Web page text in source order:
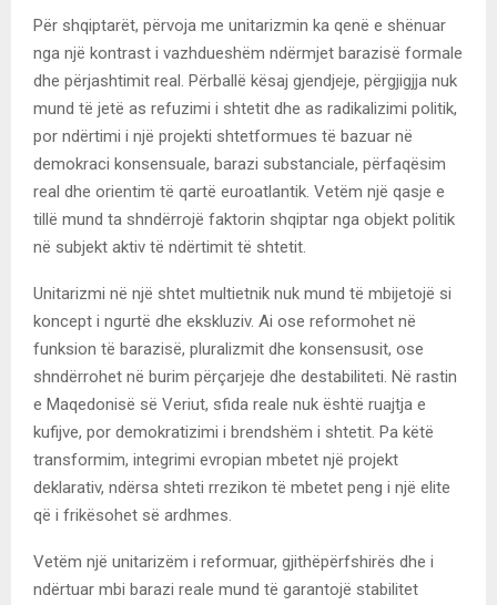
Për shqiptarët, përvoja me unitarizmin ka qenë e shënuar
nga një kontrast i vazhdueshëm ndërmjet barazisë formale
dhe përjashtimit real. Përballë kësaj gjendjeje, përgjigjja nuk
mund të jetë as refuzimi i shtetit dhe as radikalizimi politik,
por ndërtimi i një projekti shtetformues të bazuar në
demokraci konsensuale, barazi substanciale, përfaqësim
real dhe orientim të qartë euroatlantik. Vetëm një qasje e
tillë mund ta shndërrojë faktorin shqiptar nga objekt politik
në subjekt aktiv të ndërtimit të shtetit.
Unitarizmi në një shtet multietnik nuk mund të mbijetojë si
koncept i ngurtë dhe ekskluziv. Ai ose reformohet në
funksion të barazisë, pluralizmit dhe konsensusit, ose
shndërrohet në burim përçarjeje dhe destabiliteti. Në rastin
e Maqedonisë së Veriut, sfida reale nuk është ruajtja e
kufijve, por demokratizimi i brendshëm i shtetit. Pa këtë
transformim, integrimi evropian mbetet një projekt
deklarativ, ndërsa shteti rrezikon të mbetet peng i një elite
që i frikësohet së ardhmes.
Vetëm një unitarizëm i reformuar, gjithëpërfshirës dhe i
ndërtuar mbi barazi reale mund të garantojë stabilitet